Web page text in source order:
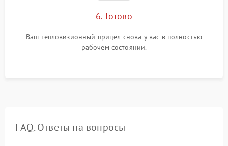
6. Готово
Ваш тепловизионный прицел снова у вас в полностью
рабочем состоянии.
FAQ. Ответы на вопросы